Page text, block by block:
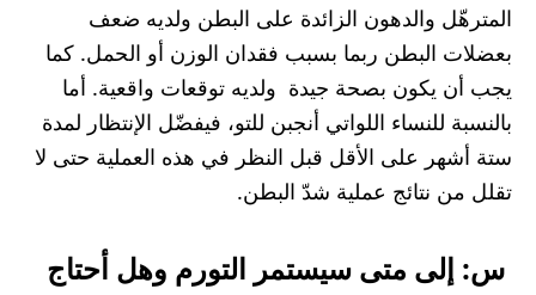
المترهّل والدهون الزائدة على البطن ولديه ضعف
بعضلات البطن ربما بسبب فقدان الوزن أو الحمل. كما
يجب أن يكون بصحة جيدة ولديه توقعات واقعية. أما
بالنسبة للنساء اللواتي أنجبن للتو، فيفضّل الإنتظار لمدة
ستة أشهر على الأقل قبل النظر في هذه العملية حتى لا
تقلل من نتائج عملية شدّ البطن.
س: إلى متى سيستمر التورم وهل أحتاج